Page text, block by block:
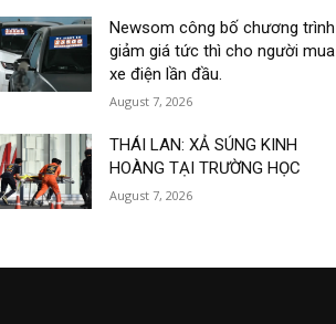
Newsom công bố chương trình
giảm giá tức thì cho người mua
xe điện lần đầu.
August 7, 2026
THÁI LAN: XẢ SÚNG KINH
HOÀNG TẠI TRƯỜNG HỌC
August 7, 2026